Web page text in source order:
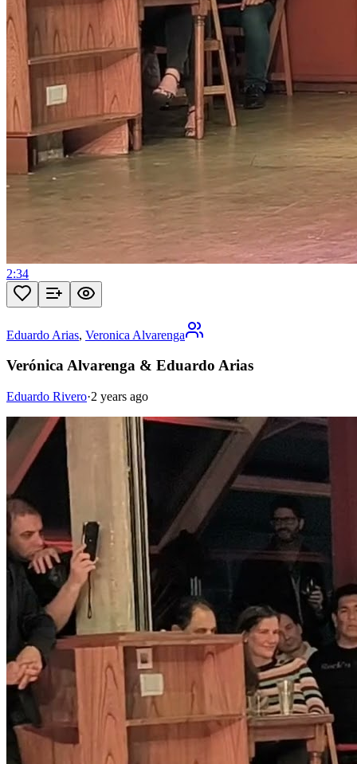
2:34
Eduardo Arias, Veronica Alvarenga
Verónica Alvarenga & Eduardo Arias
Eduardo Rivero·2 years ago